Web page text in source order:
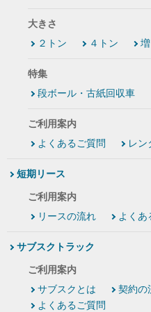
大きさ
２トン
４トン
特集
段ボール・古紙回収車
ご利用案内
よくあるご質問
レン
短期リース
ご利用案内
リースの流れ
よくあ
サブスクトラック
ご利用案内
サブスクとは
契約の
よくあるご質問